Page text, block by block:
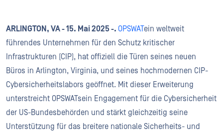
ARLINGTON, VA - 15. Mai 2025 -. OPSWATein weltweit
führendes Unternehmen für den Schutz kritischer
Infrastrukturen (CIP), hat offiziell die Türen seines neuen
Büros in Arlington, Virginia, und seines hochmodernen CIP-
Cybersicherheitslabors geöffnet. Mit dieser Erweiterung
unterstreicht OPSWATsein Engagement für die Cybersicherheit
der US-Bundesbehörden und stärkt gleichzeitig seine
Unterstützung für das breitere nationale Sicherheits- und